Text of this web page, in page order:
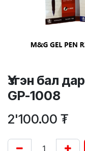
Үзгэн бал
GP-1008
2'100.00 ₮